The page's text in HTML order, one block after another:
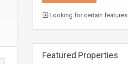
Looking for certain features
Featured Properties